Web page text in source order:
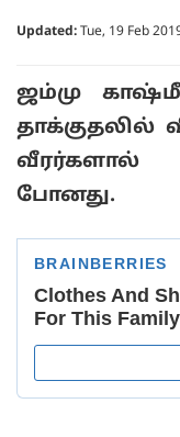
Updated: Tue, 19 Feb
ஜம்மு
தாக்குதலில்
வீரர்களால்
போனது.